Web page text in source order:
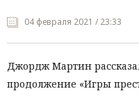
04 февраля 2021 / 23:33
Джордж Мартин
продолжение «Игры